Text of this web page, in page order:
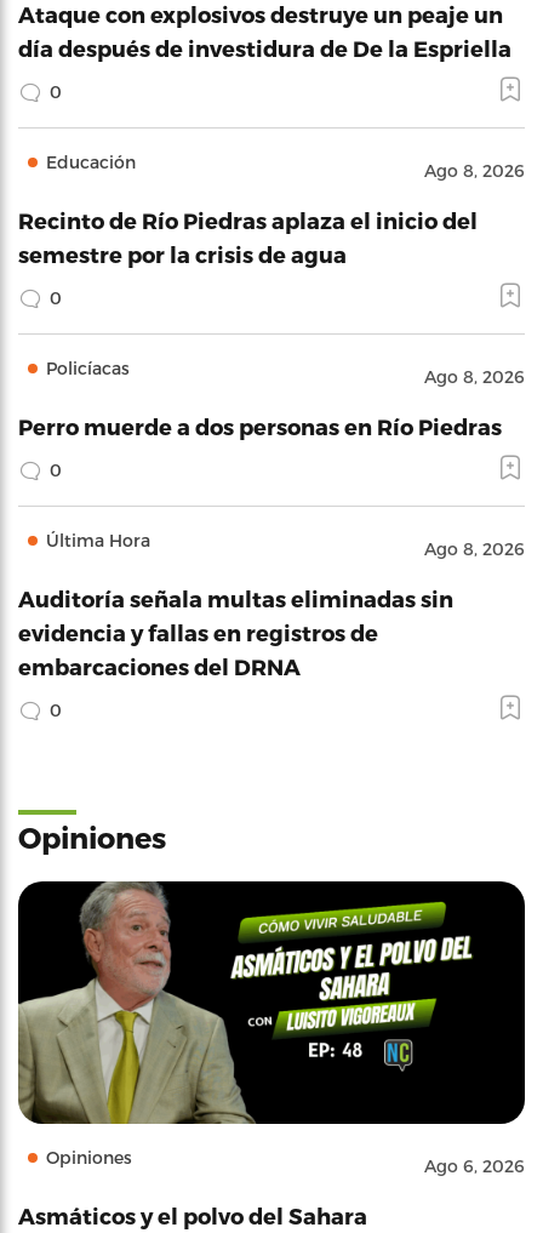
Ataque con explosivos destruye un peaje un
día después de investidura de De la Espriella
0
Educación Ago 8, 2026
Recinto de Río Piedras aplaza el inicio del
semestre por la crisis de agua
0
Policíacas Ago 8, 2026
Perro muerde a dos personas en Río Piedras
0
Última Hora Ago 8, 2026
Auditoría señala multas eliminadas sin
evidencia y fallas en registros de
embarcaciones del DRNA
0
Opiniones
Opiniones Ago 6, 2026
Asmáticos y el polvo del Sahara